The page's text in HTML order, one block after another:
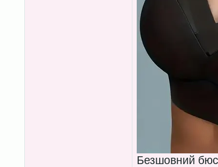
Безшовний